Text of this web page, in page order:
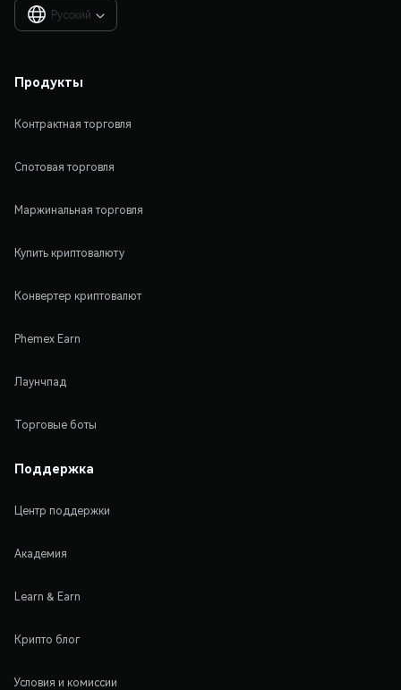
Русский 
Продукты
Контрактная торговля
Спотовая торговля
Маржинальная торговля
Купить криптовалюту
Конвертер криптовалют
Phemex Earn
Лаунчпад
Торговые боты
Поддержка
Центр поддержки
Академия
Learn & Earn
Крипто блог
Условия и комиссии